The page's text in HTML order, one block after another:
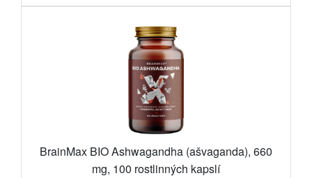
BrainMax BIO Ashwagandha (ašvaganda), 660
mg, 100 rostlinných kapslí